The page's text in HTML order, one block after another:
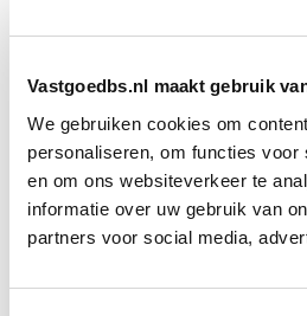
Vastgoedbs.nl maakt gebruik
We gebruiken cookies om
personaliseren, om functies voor
en om ons websiteverkeer te
informatie over uw gebruik van
partners voor social media,
leefbare en duurzame
Met de eerste woningen die in
opgeleverd, zet Utrecht een
ontwikkeling van
waar groen en leefbaarheid